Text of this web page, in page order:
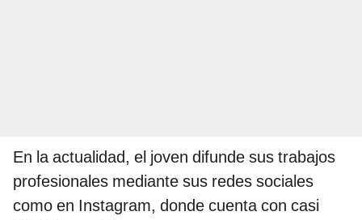
En la actualidad, el joven difunde sus trabajos
profesionales mediante sus redes sociales
como en Instagram, donde cuenta con casi